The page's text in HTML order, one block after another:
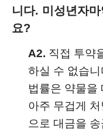
니다. 미성년자
요?
A2. 직접 투약
하실 수 없습
법률은 약물을
아주 무겁게
으로 대금을